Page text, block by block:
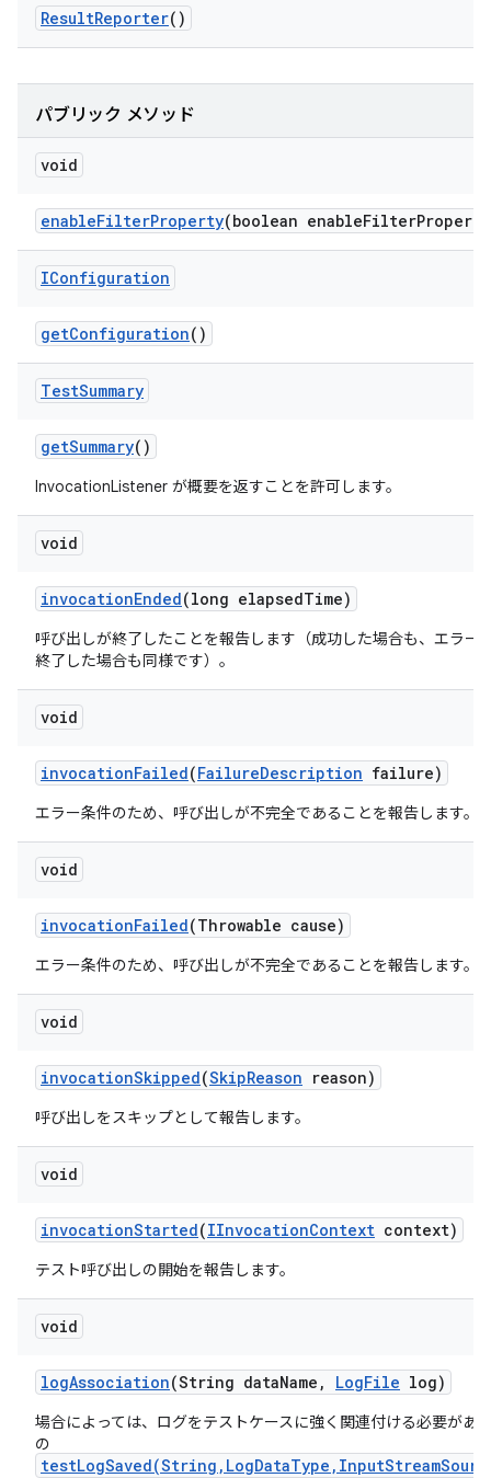
ResultReporter()
パブリック メソッド
void
enableFilterProperty(boolean enableFilter
IConfiguration
getConfiguration()
TestSummary
getSummary()
InvocationListener が概要を返すことを許可します。
void
invocationEnded(long elapsedTime)
呼び出しが終了したことを報告します（成功した場合も、エラー
終了した場合も同様です）。
void
invocationFailed(FailureDescription failure)
エラー条件のため、呼び出しが不完全であることを報告します。
void
invocationFailed(Throwable cause)
エラー条件のため、呼び出しが不完全であることを報告します。
void
invocationSkipped(SkipReason reason)
呼び出しをスキップとして報告します。
void
invocationStarted(IInvocationContext context)
テスト呼び出しの開始を報告します。
void
logAssociation(String dataName , LogFile log)
場合によっては、ログをテストケースに強く関連付ける必要があ
の